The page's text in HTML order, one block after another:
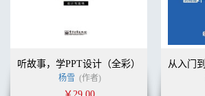
听故事，学PPT设计（全彩）
杨雪 (作者)